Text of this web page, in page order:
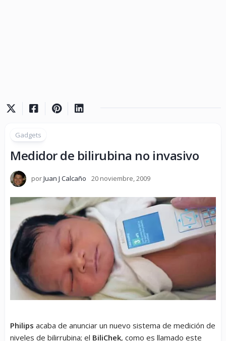
Gadgets
Medidor de bilirubina no invasivo
porJuan J Calcaño 20 noviembre, 2009
Philips acaba de anunciar un nuevo sistema de medición de
niveles de bilirrubina; el BiliChek, como es llamado este